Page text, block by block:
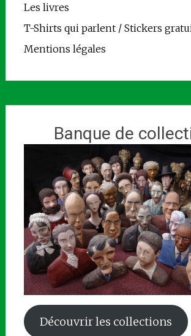
Les livres
T-Shirts qui parlent / Stickers
Mentions légales
Banque de
Découvrir les collections